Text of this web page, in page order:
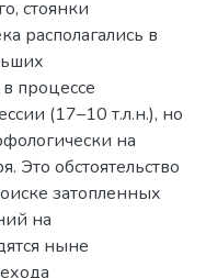
стоянки
располагались в
процессе
(17–10 т.л.н.), но
на
обстоятельство
затопленных
на
ныне